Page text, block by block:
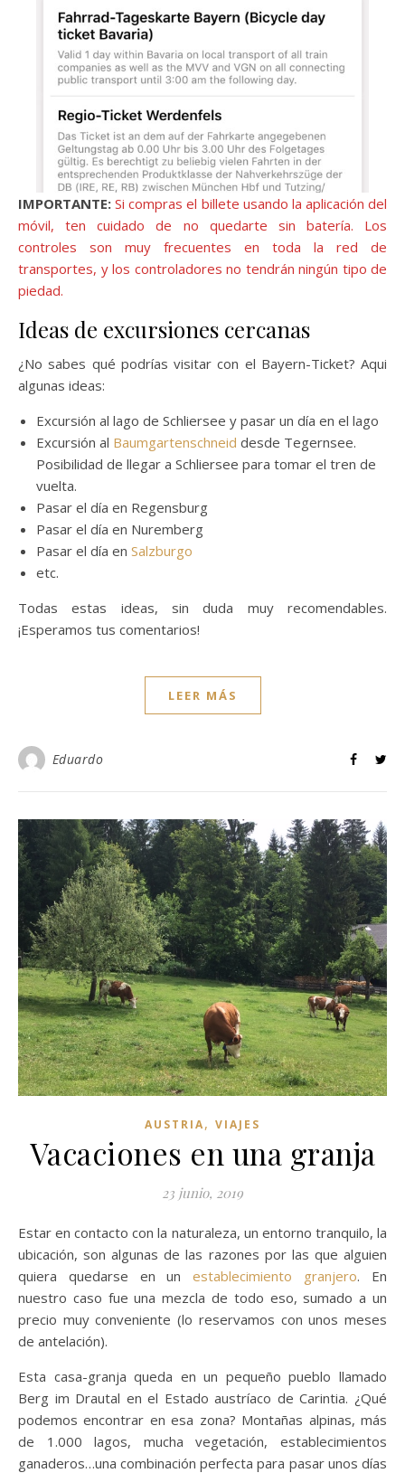
IMPORTANTE:Si compras el billete usando la aplicación del
móvil, ten cuidado de no quedarte sin batería. Los
controles son muy frecuentes en toda la red de
transportes, y los controladores no tendrán ningún tipo de
piedad.
Ideas de excursiones cercanas
¿No sabes qué podrías visitar con el Bayern-Ticket? Aqui
algunas ideas:
Excursión al lago de Schliersee y pasar un día en el lago
Excursión al Baumgartenschneid desde Tegernsee.
Posibilidad de llegar a Schliersee para tomar el tren de
vuelta.
Pasar el día en Regensburg
Pasar el día en Nuremberg
Pasar el día en Salzburgo
etc.
Todas estas ideas, sin duda muy recomendables.
¡Esperamos tus comentarios!
LEER MÁS
Eduardo
AUSTRIA, VIAJES
Vacaciones en una granja
23 junio, 2019
Estar en contacto con la naturaleza, un entorno tranquilo, la
ubicación, son algunas de las razones por las que alguien
quiera quedarse en unestablecimiento granjero. En
nuestro caso fue una mezcla de todo eso, sumado a un
precio muy conveniente (lo reservamos con unos meses
de antelación).
Esta casa-granja queda en un pequeño pueblo llamado
Berg im Drautal en el Estado austríaco de Carintia. ¿Qué
podemos encontrar en esa zona? Montañas alpinas, más
de 1.000 lagos, mucha vegetación, establecimientos
ganaderos…una combinación perfecta para pasar unos días